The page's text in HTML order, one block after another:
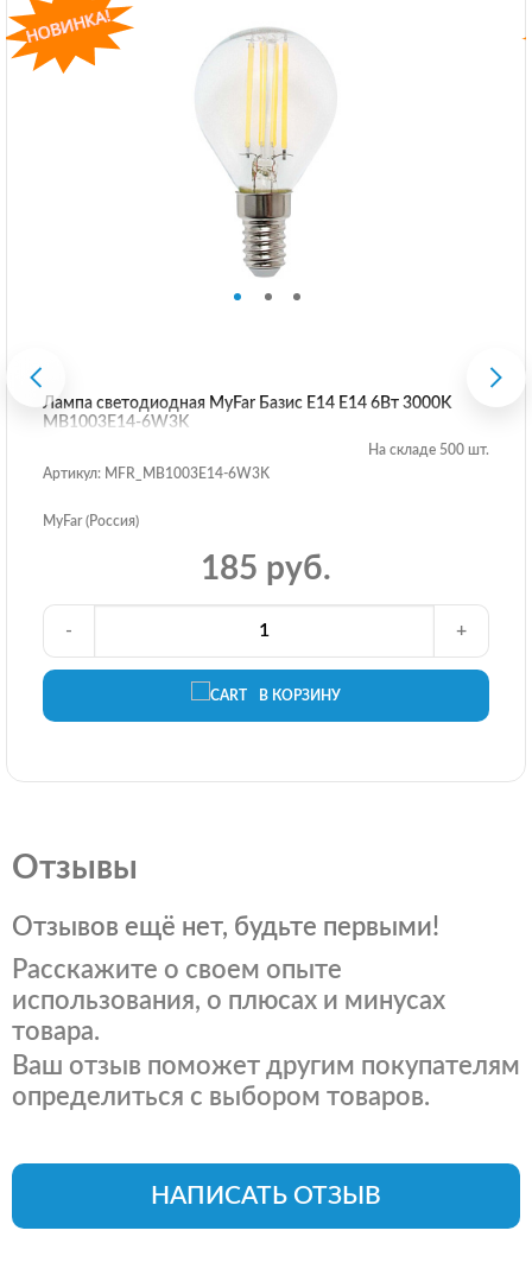
Лампа светодиодная MyFar Базис E14 E14 6Вт 3000K
MB1003E14-6W3K
На складе 500 шт.
Артикул: MFR_MB1003E14-6W3K
MyFar (Россия)
185 руб.
В КОРЗИНУ
- +
Отзывы
Отзывов ещё нет, будьте первыми!
Расскажите о своем опыте
использования, о плюсах и минусах
товара.
Ваш отзыв поможет другим покупателям
определиться с выбором товаров.
НАПИСАТЬ ОТЗЫВ